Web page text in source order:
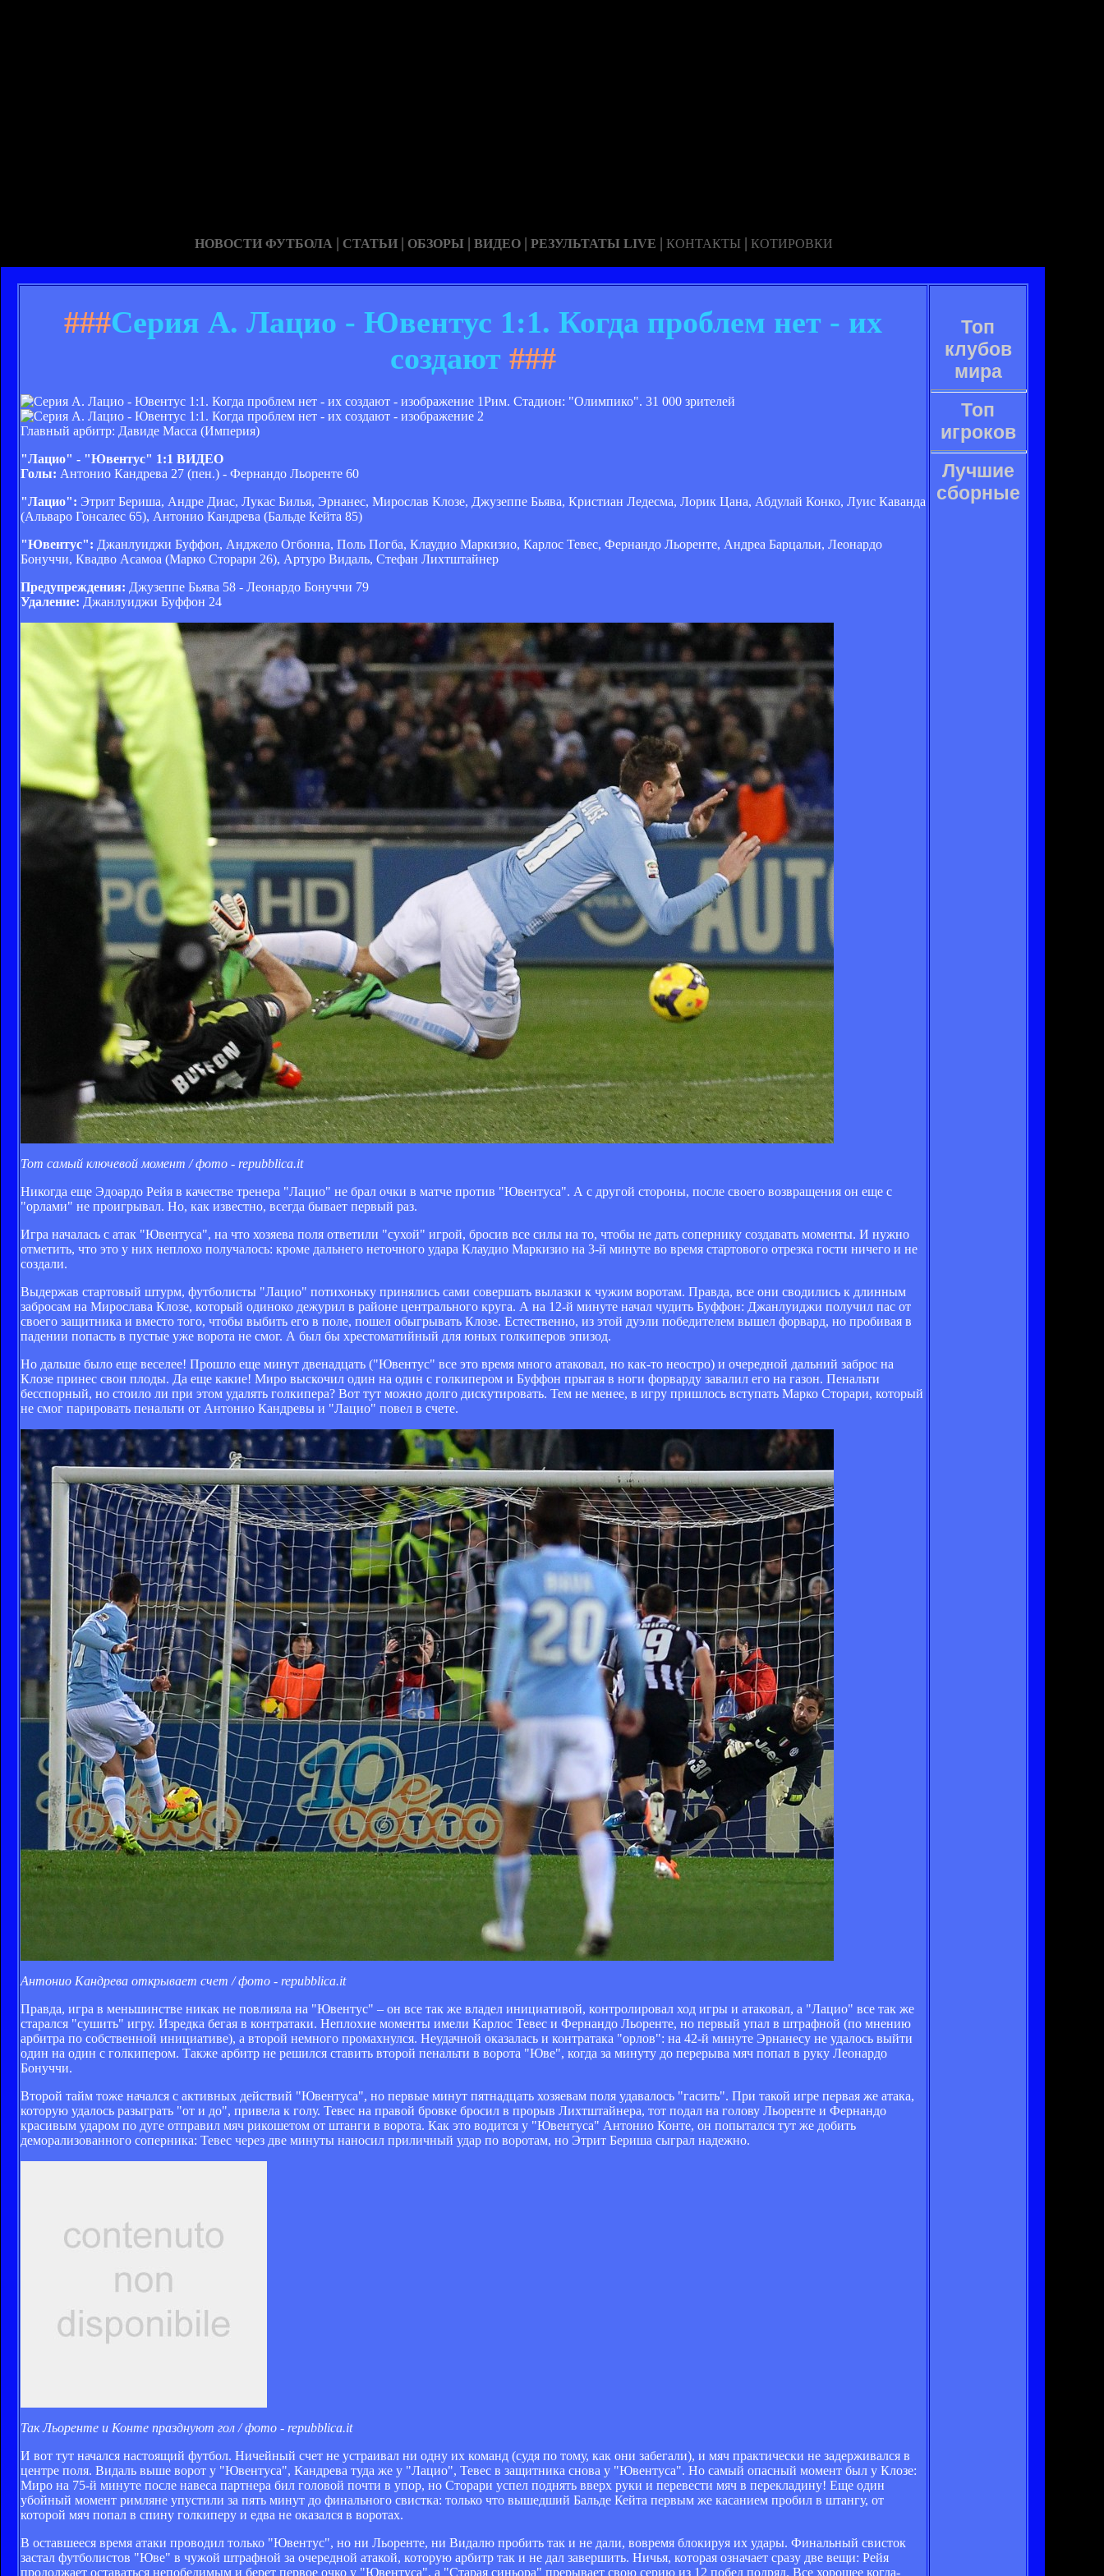
НОВОСТИ ФУТБОЛА | СТАТЬИ | ОБЗОРЫ | ВИДЕО | РЕЗУЛЬТАТЫ LIVE | КОНТАКТЫ | КОТИРОВКИ
###Серия А. Лацио - Ювентус 1:1. Когда проблем нет - их
создают ###
Рим. Стадион: "Олимпико". 31 000 зрителей
Главный арбитр: Давиде Масса (Империя)
"Лацио" - "Ювентус" 1:1 ВИДЕО
Голы: Антонио Кандрева 27 (пен.) - Фернандо Льоренте 60
"Лацио": Этрит Бериша, Андре Диас, Лукас Билья, Эрнанес, Мирослав Клозе, Джузеппе Бьява, Кристиан Ледесма, Лорик Цана, Абдулай Конко, Луис Каванда
(Альваро Гонсалес 65), Антонио Кандрева (Бальде Кейта 85)
"Ювентус": Джанлуиджи Буффон, Анджело Огбонна, Поль Погба, Клаудио Маркизио, Карлос Тевес, Фернандо Льоренте, Андреа Барцальи, Леонардо
Бонуччи, Квадво Асамоа (Марко Сторари 26), Артуро Видаль, Стефан Лихтштайнер
Предупреждения: Джузеппе Бьява 58 - Леонардо Бонуччи 79
Удаление: Джанлуиджи Буффон 24
Тот самый ключевой момент / фото - repubblica.it
Никогда еще Эдоардо Рейя в качестве тренера "Лацио" не брал очки в матче против "Ювентуса". А с другой стороны, после своего возвращения он еще с
"орлами" не проигрывал. Но, как известно, всегда бывает первый раз.
Игра началась с атак "Ювентуса", на что хозяева поля ответили "сухой" игрой, бросив все силы на то, чтобы не дать сопернику создавать моменты. И нужно
отметить, что это у них неплохо получалось: кроме дальнего неточного удара Клаудио Маркизио на 3-й минуте во время стартового отрезка гости ничего и не
создали.
Выдержав стартовый штурм, футболисты "Лацио" потихоньку принялись сами совершать вылазки к чужим воротам. Правда, все они сводились к длинным
забросам на Мирослава Клозе, который одиноко дежурил в районе центрального круга. А на 12-й минуте начал чудить Буффон: Джанлуиджи получил пас от
своего защитника и вместо того, чтобы выбить его в поле, пошел обыгрывать Клозе. Естественно, из этой дуэли победителем вышел форвард, но пробивая в
падении попасть в пустые уже ворота не смог. А был бы хрестоматийный для юных голкиперов эпизод.
Но дальше было еще веселее! Прошло еще минут двенадцать ("Ювентус" все это время много атаковал, но как-то неостро) и очередной дальний заброс на
Клозе принес свои плоды. Да еще какие! Миро выскочил один на один с голкипером и Буффон прыгая в ноги форварду завалил его на газон. Пенальти
бесспорный, но стоило ли при этом удалять голкипера? Вот тут можно долго дискутировать. Тем не менее, в игру пришлось вступать Марко Сторари, который
не смог парировать пенальти от Антонио Кандревы и "Лацио" повел в счете.
Антонио Кандрева открывает счет / фото - repubblica.it
Правда, игра в меньшинстве никак не повлияла на "Ювентус" – он все так же владел инициативой, контролировал ход игры и атаковал, а "Лацио" все так же
старался "сушить" игру. Изредка бегая в контратаки. Неплохие моменты имели Карлос Тевес и Фернандо Льоренте, но первый упал в штрафной (по мнению
арбитра по собственной инициативе), а второй немного промахнулся. Неудачной оказалась и контратака "орлов": на 42-й минуте Эрнанесу не удалось выйти
один на один с голкипером. Также арбитр не решился ставить второй пенальти в ворота "Юве", когда за минуту до перерыва мяч попал в руку Леонардо
Бонуччи.
Второй тайм тоже начался с активных действий "Ювентуса", но первые минут пятнадцать хозяевам поля удавалось "гасить". При такой игре первая же атака,
которую удалось разыграть "от и до", привела к голу. Тевес на правой бровке бросил в прорыв Лихтштайнера, тот подал на голову Льоренте и Фернандо
красивым ударом по дуге отправил мяч рикошетом от штанги в ворота. Как это водится у "Ювентуса" Антонио Конте, он попытался тут же добить
деморализованного соперника: Тевес через две минуты наносил приличный удар по воротам, но Этрит Бериша сыграл надежно.
Так Льоренте и Конте празднуют гол / фото - repubblica.it
И вот тут начался настоящий футбол. Ничейный счет не устраивал ни одну их команд (судя по тому, как они забегали), и мяч практически не задерживался в
центре поля. Видаль выше ворот у "Ювентуса", Кандрева туда же у "Лацио", Тевес в защитника снова у "Ювентуса". Но самый опасный момент был у Клозе:
Миро на 75-й минуте после навеса партнера бил головой почти в упор, но Сторари успел поднять вверх руки и перевести мяч в перекладину! Еще один
убойный момент римляне упустили за пять минут до финального свистка: только что вышедший Бальде Кейта первым же касанием пробил в штангу, от
которой мяч попал в спину голкиперу и едва не оказался в воротах.
В оставшееся время атаки проводил только "Ювентус", но ни Льоренте, ни Видалю пробить так и не дали, вовремя блокируя их удары. Финальный свисток
застал футболистов "Юве" в чужой штрафной за очередной атакой, которую арбитр так и не дал завершить. Ничья, которая означает сразу две вещи: Рейя
продолжает оставаться непобедимым и берет первое очко у "Ювентуса", а "Старая синьора" прерывает свою серию из 12 побед подряд. Все хорошее когда-
Топ
клубов
мира
Топ
игроков
Лучшие
сборные